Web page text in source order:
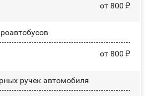
от 800 ₽
от 800 ₽
ручек автомобиля